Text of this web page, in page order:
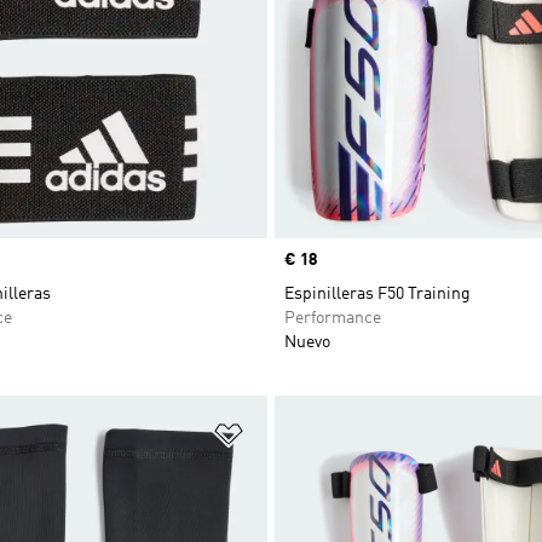
Precio
€ 18
Espinilleras F50 Training
Performance
Nuevo
de deseos